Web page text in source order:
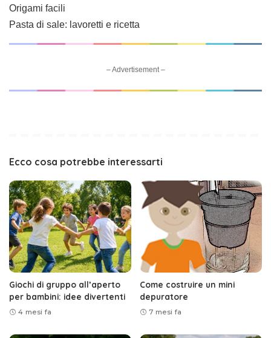
Origami facili
Pasta di sale: lavoretti e ricetta
– Advertisement –
Ecco cosa potrebbe interessarti
Giochi di gruppo all’aperto
per bambini: idee divertenti
4 mesi fa
Come costruire un mini
depuratore
7 mesi fa